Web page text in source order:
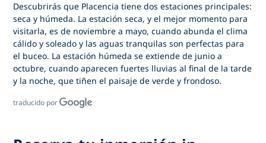
Descubrirás que Placencia tiene dos estaciones principales:
seca y húmeda. La estación seca, y el mejor momento para
visitarla, es de noviembre a mayo, cuando abunda el clima
cálido y soleado y las aguas tranquilas son perfectas para
el buceo. La estación húmeda se extiende de junio a
octubre, cuando aparecen fuertes lluvias al final de la tarde
y la noche, que tiñen el paisaje de verde y frondoso.
traducido por